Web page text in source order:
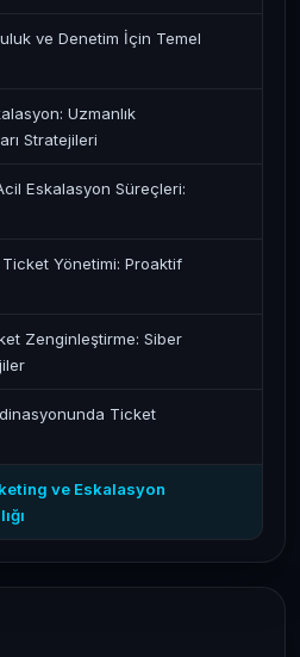
ve Denetim İçin Temel
Uzmanlık
Stratejileri
Eskalasyon Süreçleri:
Yönetimi: Proaktif
Zenginleştirme: Siber
Ticket
ve Eskalasyon